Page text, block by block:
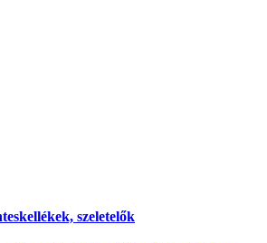
szeletelők